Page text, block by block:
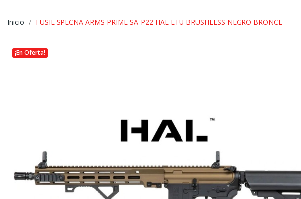
Inicio FUSIL SPECNA ARMS PRIME SA-P22 HAL ETU BRUSHLESS NEGRO BRONCE
¡En Oferta!